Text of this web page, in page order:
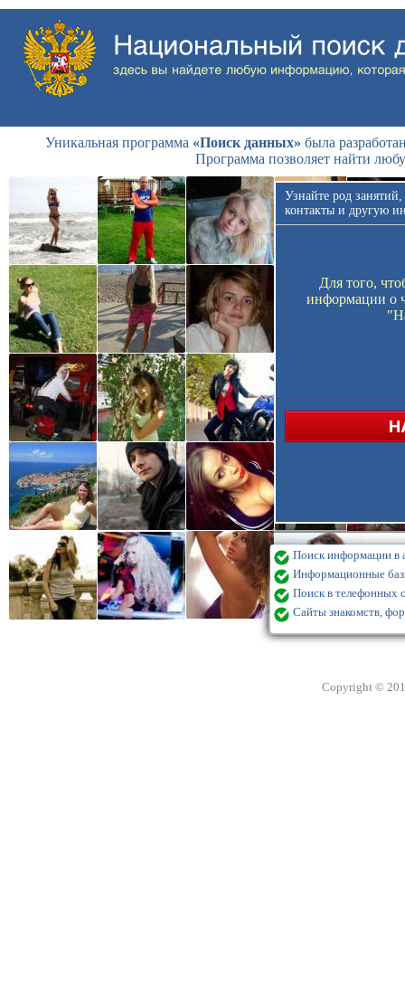
Уникальная программа «Поиск данных» была
Программа позволяет найти
Узнайте род
контакты и другую
Для того,
информации о
Поиск информации в
Информационные
Поиск в телефонных
Сайты знакомств,
Copyright ©